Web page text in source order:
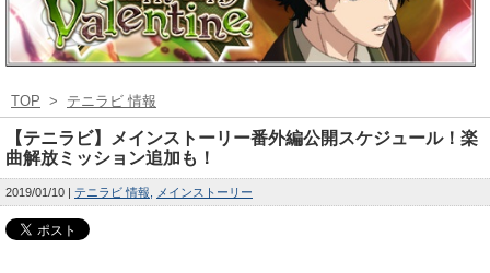
TOP > テニラビ 情報
【テニラビ】メインストーリー番外編公開スケジュール！楽
曲解放ミッション追加も！
2019/01/10 テニラビ 情報 メインストーリー